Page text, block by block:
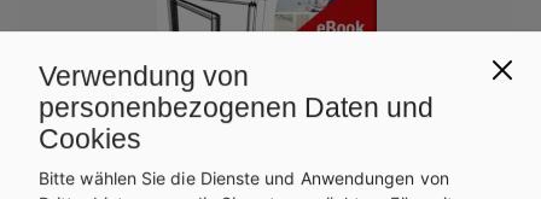
Verwendung von
personenbezogenen Daten und
Cookies
Bitte wählen Sie die Dienste und Anwendungen von